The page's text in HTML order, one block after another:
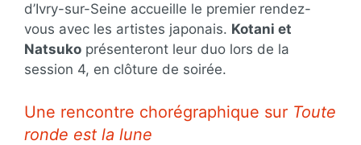
d’Ivry-sur-Seine accueille le premier rendez-
vous avec les artistes japonais. Kotani et
Natsuko présenteront leur duo lors de la
session 4, en clôture de soirée.
Une rencontre chorégraphique sur Toute
ronde est la lune